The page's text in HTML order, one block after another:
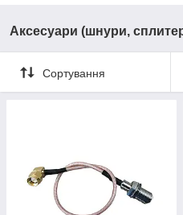
Аксесуари (шнури,
Сортування